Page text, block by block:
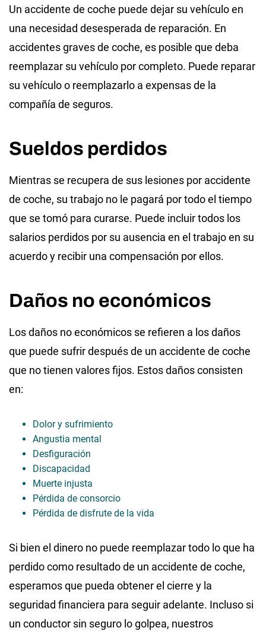
Un accidente de coche puede dejar su vehículo en
una necesidad desesperada de reparación. En
accidentes graves de coche, es posible que deba
reemplazar su vehículo por completo. Puede reparar
su vehículo o reemplazarlo a expensas de la
compañía de seguros.
Sueldos perdidos
Mientras se recupera de sus lesiones por accidente
de coche, su trabajo no le pagará por todo el tiempo
que se tomó para curarse. Puede incluir todos los
salarios perdidos por su ausencia en el trabajo en su
acuerdo y recibir una compensación por ellos.
Daños no económicos
Los daños no económicos se refieren a los daños
que puede sufrir después de un accidente de coche
que no tienen valores fijos. Estos daños consisten
en:
Dolor y sufrimiento
Angustia mental
Desfiguración
Discapacidad
Muerte injusta
Pérdida de consorcio
Pérdida de disfrute de la vida
Si bien el dinero no puede reemplazar todo lo que ha
perdido como resultado de un accidente de coche,
esperamos que pueda obtener el cierre y la
seguridad financiera para seguir adelante. Incluso si
un conductor sin seguro lo golpea, nuestros